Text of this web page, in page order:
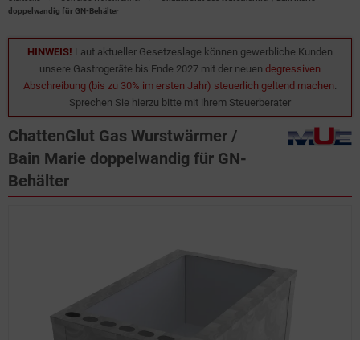
doppelwandig für GN-Behälter
HINWEIS! Laut aktueller Gesetzeslage können gewerbliche Kunden
unsere Gastrogeräte bis Ende 2027 mit der neuen degressiven
Abschreibung (bis zu 30% im ersten Jahr) steuerlich geltend machen.
Sprechen Sie hierzu bitte mit ihrem Steuerberater
ChattenGlut Gas Wurstwärmer /
Bain Marie doppelwandig für GN-
Behälter